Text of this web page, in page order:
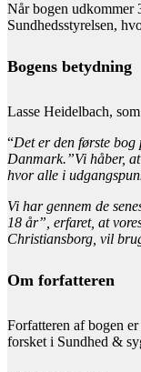
Når bogen udkommer
Sundhedsstyrelsen,
Bogens betydning
Lasse Heidelbach,
“Det er den første
Danmark.”Vi håber,
hvor alle i
Vi har gennem de
18 år”, erfaret, at
Christiansborg, vil
Om forfatteren
Forfatteren af bogen
forsket i Sundhed &